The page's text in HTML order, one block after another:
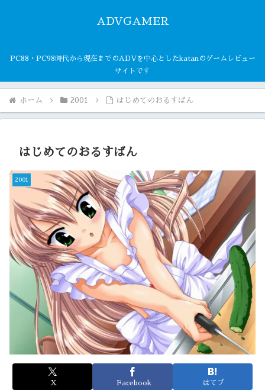
ADVGAMER
PC88・PC98時代から現在までのADVを中心としたkatanのゲームレビュー
サイトです
ホーム 2001 はじめてのおるすばん
はじめてのおるすばん
2001
X Facebook はてブ